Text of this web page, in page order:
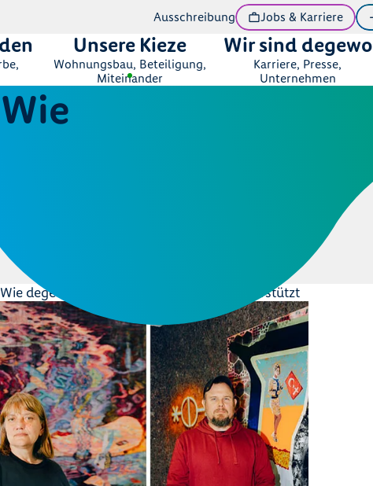
Ausschreibung Jobs & Karriere
Unsere Kieze
Wohnungsbau, Beteiligung,
Miteinander
Wir sind degewo
Karriere, Presse,
Unternehmen
degewo Berliner Kunstschaffende unterstützt